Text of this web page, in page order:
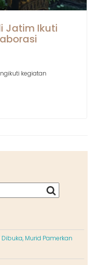
Jatim Ikuti
kegiatan
Murid Pamerkan